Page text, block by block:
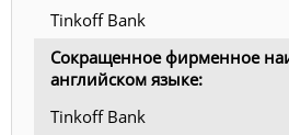
Tinkoff Bank
Сокращенное фирменное
английском языке:
Tinkoff Bank